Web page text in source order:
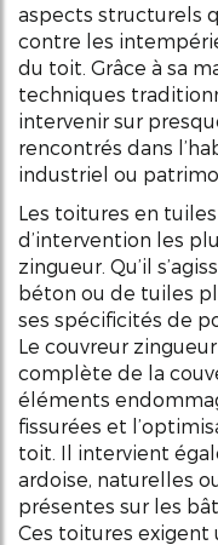
aspects structurels
contre les
du toit. Grâce à sa
techniques
intervenir sur
rencontrés dans
industriel ou
Les toitures en
d’intervention les
zingueur. Qu’il
béton ou de tuiles
ses spécificités de
Le couvreur
complète de la
éléments
fissurées et
toit. Il intervient
ardoise, naturelles
présentes sur les
Ces toitures exigent